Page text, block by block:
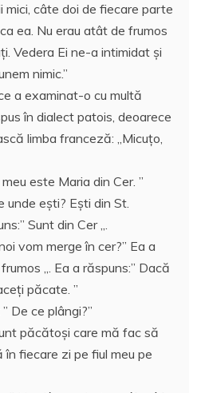
mici, câte doi de fiecare parte
ea. Nu erau atât de frumos
Vedera Ei ne-a intimidat şi
nimic.”
a examinat-o cu multă
în dialect patois, deoarece
limba franceză: „Micuţo,
este Maria din Cer. ”
unde ești? Eşti din St.
Sunt din Cer „.
vom merge în cer?” Ea a
„. Ea a răspuns:” Dacă
păcate. ”
De ce plângi?”
păcătoși care mă fac să
fiecare zi pe fiul meu pe